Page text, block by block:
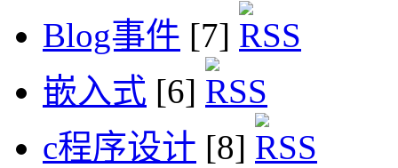
Blog事件 [7]
嵌入式 [6]
c程序设计 [8]